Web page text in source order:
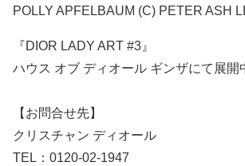
POLLY APFELBAUM (C) PETER ASH
『DIOR LADY ART #3』
ハウス オブ ディオール ギンザにて展開
【お問合せ先】
クリスチャン ディオール
TEL：0120-02-1947